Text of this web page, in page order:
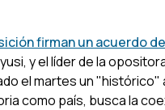
firman un acuerdo
y el líder de la
el martes un
como país, busca la